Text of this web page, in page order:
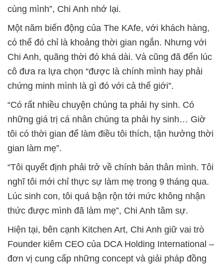
cùng mình”, Chi Anh nhớ lại.
Một năm biến động của The KAfe, với khách hàng,
có thể đó chỉ là khoảng thời gian ngắn. Nhưng với
Chi Anh, quãng thời đó khá dài. Và cũng đã đến lúc
cô đưa ra lựa chọn “được là chính mình hay phải
chứng minh mình là gì đó với cả thế giới”.
“Có rất nhiều chuyện chúng ta phải hy sinh. Có
những giá trị cá nhân chúng ta phải hy sinh… Giờ
tôi có thời gian để làm điều tôi thích, tận hưởng thời
gian làm mẹ”.
“Tôi quyết định phải trở về chính bản thân mình. Tôi
nghĩ tôi mới chỉ thực sự làm mẹ trong 9 tháng qua.
Lúc sinh con, tôi quá bận rộn tới mức không nhận
thức được mình đã làm mẹ”, Chi Anh tâm sự.
Hiện tại, bên cạnh Kitchen Art, Chi Anh giữ vai trò
Founder kiêm CEO của DCA Holding International –
đơn vị cung cấp những concept và giải pháp đồng